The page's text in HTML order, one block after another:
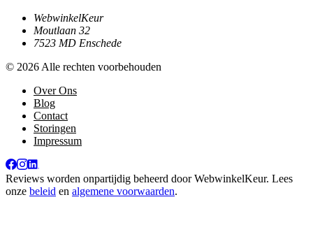
WebwinkelKeur
Moutlaan 32
7523 MD Enschede
© 2026 Alle rechten voorbehouden
Over Ons
Blog
Contact
Storingen
Impressum
Reviews worden onpartijdig beheerd doorWebwinkelKeur. Lees
onze beleid en algemene voorwaarden.